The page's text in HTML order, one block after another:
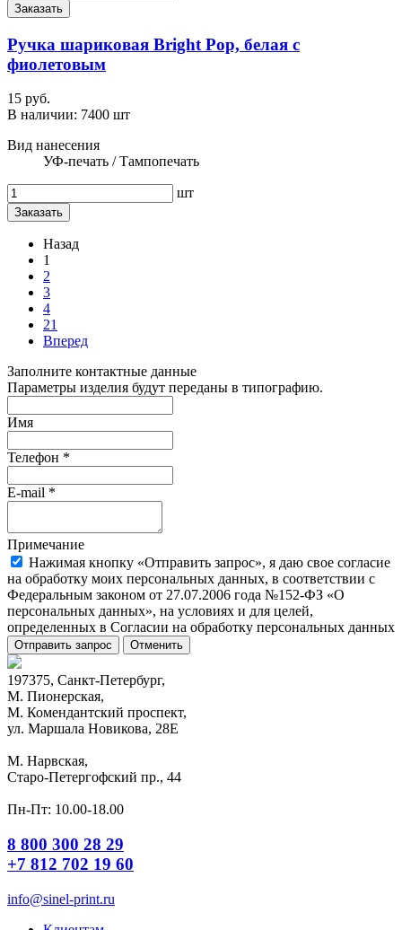
Заказать
Ручка шариковая Bright Pop, белая с
фиолетовым
15 руб.
В наличии: 7400 шт
Вид нанесения
УФ-печать / Тампопечать
шт
Заказать
Назад
1
2
3
4
21
Вперед
Заполните контактные данные
Параметры изделия будут переданы в типографию.
Имя
Телефон *
E-mail *
Примечание
Нажимая кнопку «Отправить запрос», я даю свое согласие
на обработку моих персональных данных, в соответствии с
Федеральным законом от 27.07.2006 года №152-ФЗ «О
персональных данных», на условиях и для целей,
определенных в Согласии на обработку персональных данных
Отправить запрос Отменить
197375, Санкт-Петербург,
М. Пионерская,
М. Комендантский проспект,
ул. Маршала Новикова, 28Е
М. Нарвская,
Старо-Петергофский пр., 44
Пн-Пт: 10.00-18.00
8 800 300 28 29
+7 812 702 19 60
info@sinel-print.ru